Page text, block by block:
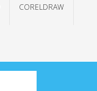
CORELDRAW